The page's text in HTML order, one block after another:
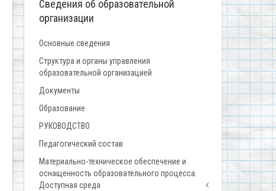
Сведения об образовательной
организации
Основные сведения
Структура и органы управления
образовательной организацией
Документы
Образование
РУКОВОДСТВО
Педагогический состав
Материально-техническое обеспечение и
оснащенность образовательного процесса.
Доступная среда